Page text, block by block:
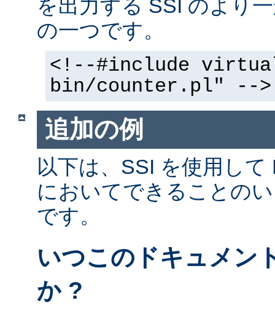
を出力する SSI のより
の一つです。
<!--#include
bin/counter.pl" -->
追加の例
以下は、SSI を使用し
においてできることの
です。
いつこのドキュメン
か ?